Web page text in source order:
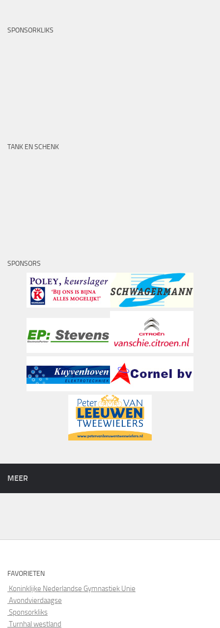
SPONSORKLIKS
TANK EN SCHENK
SPONSORS
MEER
FAVORIETEN
Koninklijke Nederlandse Gymnastiek Unie
Avondvierdaagse
Sponsorkliks
Turnhal westland